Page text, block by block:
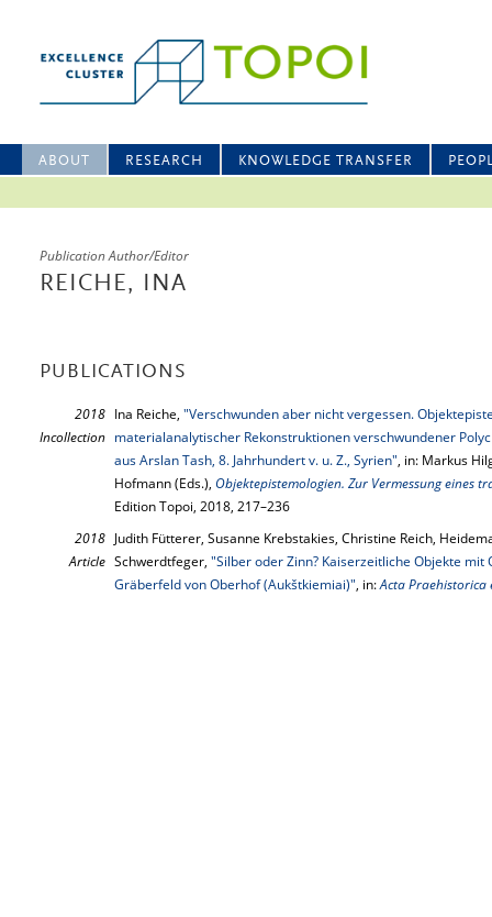
ABOUT RESEARCH KNOWLEDGE TRANSFER
Publication Author/Editor
REICHE, INA
PUBLICATIONS
2018
Incollection
Ina Reiche, "Verschwunden aber nicht vergessen.
materialanalytischer Rekonstruktionen verschwundener
aus Arslan Tash, 8. Jahrhundert v. u. Z., Syrien", in: Markus
Hofmann (Eds.), Objektepistemologien. Zur Vermessung eines
Edition Topoi, 2018, 217–236
2018
Article
Judith Fütterer, Susanne Krebstakies, Christine Reich,
Schwerdtfeger, "Silber oder Zinn? Kaiserzeitliche Objekte
Gräberfeld von Oberhof (Aukštkiemiai)", in:Acta Praehistorica